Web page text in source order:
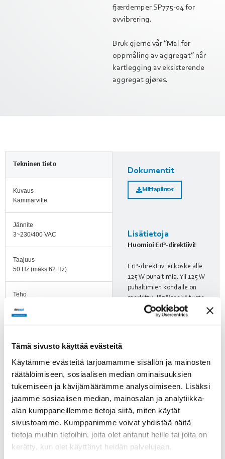
Tämä sivusto käyttää evästeitä
Käytämme evästeitä tarjoamamme sisällön ja mainosten
räätälöimiseen, sosiaalisen median ominaisuuksien
tukemiseen ja kävijämäärämme analysoimiseen. Lisäksi
jaamme sosiaalisen median, mainosalan ja analytiikka-
alan kumppaneillemme tietoja siitä, miten käytät
sivustoamme. Kumppanimme voivat yhdistää näitä
tietoja muihin tietoihin, joita olet antanut heille tai joita on
kerätty, kun olet käyttänyt heidän palvelujaan.
fjærdemper SP775-04 for
avvibrering.
Bruk gjerne vår ”Mal for
oppmåling av aggregat” når
kartlegging av eksisterende
aggregat gjøres.
Tekninen tieto
Kuvaus
Kammarvifte
Jännite
3~230/400 VAC
Taajuus
50 Hz (maks 62 Hz)
Teho
Kierrosluku
1340 rpm (maks 1761
Ilmavirta
23800.00 l/s
Ilmavirta
6600.00 m3/h
Dokumentit
Mittapiirros
Lisätietoja
Huomioi ErP-direktiivi!
ErP-direktiivi ei koske alle
125 W puhaltimia. Yli 125 W
puhaltimien kohdalle on
merkitty, läpäiseekö tuote
direktiivin vaatimukset.
puhaltimien
turvamääräykset!